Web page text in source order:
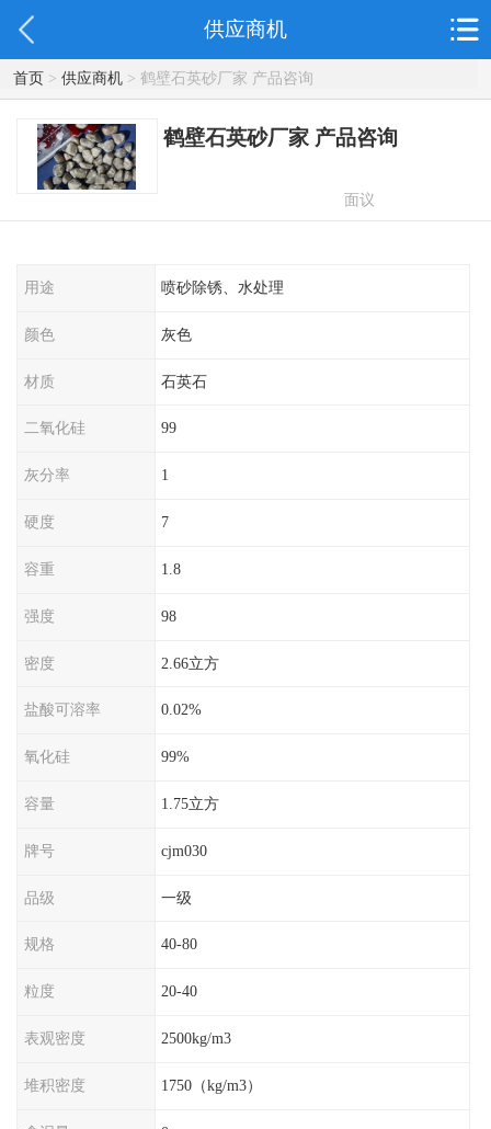
供应商机
首页> 供应商机> 鹤壁石英砂厂家 产品咨询
鹤壁石英砂厂家 产品咨询
面议
用途 喷砂除锈、水处理
颜色 灰色
材质 石英石
二氧化硅 99
灰分率 1
硬度 7
容重 1.8
强度 98
密度 2.66立方
盐酸可溶率 0.02%
氧化硅 99%
容量 1.75立方
牌号 cjm030
品级 一级
规格 40-80
粒度 20-40
表观密度 2500kg/m3
堆积密度 1750（kg/m3）